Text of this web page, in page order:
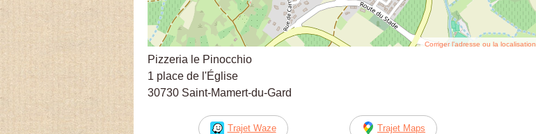
Corriger l’adresse ou la localisation
Pizzeria le Pinocchio
1 place de l'Église
30730 Saint-Mamert-du-Gard
Trajet Waze Trajet Maps